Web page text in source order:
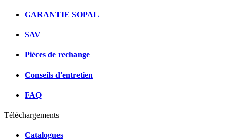
GARANTIE SOPAL
SAV
Pièces de rechange
Conseils d'entretien
FAQ
Téléchargements
Catalogues